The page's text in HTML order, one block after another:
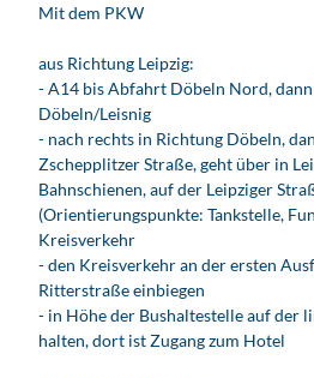
n
e
r
k
u
n
f
t
i
n
L
e
i
Mit dem PKW
aus Richtung Leipzig:
- A14 bis Abfahrt Döbeln Nord,
Döbeln/Leisnig
- nach rechts in Richtung Döbeln,
Zschepplitzer Straße, geht über in
Bahnschienen, auf der Leipziger
(Orientierungspunkte: Tankstelle,
Kreisverkehr
- den Kreisverkehr an der ersten
Ritterstraße einbiegen
- in Höhe der Bushaltestelle auf der
halten, dort ist Zugang zum Hotel